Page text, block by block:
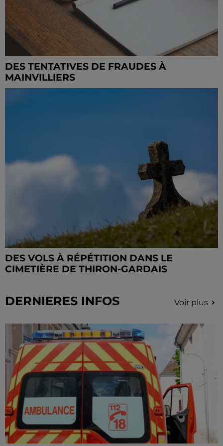
DES TENTATIVES DE FRAUDES À
MAINVILLIERS
DES VOLS À RÉPÉTITION DANS LE
CIMETIÈRE DE THIRON-GARDAIS
DERNIERES INFOS Voir plus